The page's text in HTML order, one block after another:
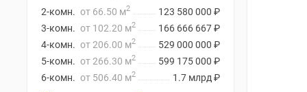
123 580 000 ₽
2-комн. от 66.50 м2
166 666 667₽
3-комн. от 102.20 м2
529 000 000 ₽
4-комн. от 206.00 м2
599 175 000 ₽
5-комн. от 266.30 м2
1.7 млрд ₽
6-комн. от 506.40 м2